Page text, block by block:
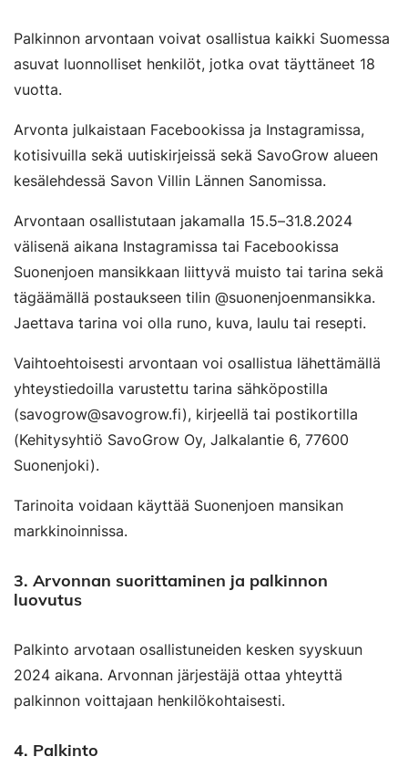
Palkinnon arvontaan voivat osallistua kaikki Suomessa
asuvat luonnolliset henkilöt, jotka ovat täyttäneet 18
vuotta.
Arvonta julkaistaan Facebookissa ja Instagramissa,
kotisivuilla sekä uutiskirjeissä sekä SavoGrow alueen
kesälehdessä Savon Villin Lännen Sanomissa.
Arvontaan osallistutaan jakamalla 15.5–31.8.2024
välisenä aikana Instagramissa tai Facebookissa
Suonenjoen mansikkaan liittyvä muisto tai tarina sekä
tägäämällä postaukseen tilin @suonenjoenmansikka.
Jaettava tarina voi olla runo, kuva, laulu tai resepti.
Vaihtoehtoisesti arvontaan voi osallistua lähettämällä
yhteystiedoilla varustettu tarina sähköpostilla
(savogrow@savogrow.fi), kirjeellä tai postikortilla
(Kehitysyhtiö SavoGrow Oy, Jalkalantie 6, 77600
Suonenjoki).
Tarinoita voidaan käyttää Suonenjoen mansikan
markkinoinnissa.
3. Arvonnan suorittaminen ja palkinnon
luovutus
Palkinto arvotaan osallistuneiden kesken syyskuun
2024 aikana. Arvonnan järjestäjä ottaa yhteyttä
palkinnon voittajaan henkilökohtaisesti.
4. Palkinto